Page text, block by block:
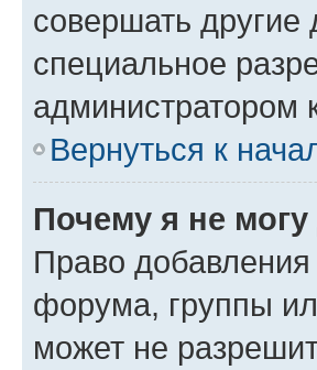
совершать другие
специальное
администратором
Вернуться к
Почему я не
Право
форума, группы
может не